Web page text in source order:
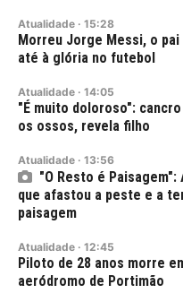
Atualidade · 15:28
Morreu Jorge Messi, o
até à glória no futebol
Atualidade · 14:05
"É muito doloroso":
os ossos, revela filho
Atualidade · 13:56
"O Resto é
que afastou a peste e a
paisagem
Atualidade · 12:45
Piloto de 28 anos morre
aeródromo de Portimão